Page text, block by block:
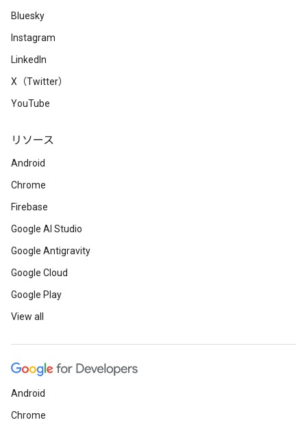
Bluesky
Instagram
LinkedIn
X（Twitter）
YouTube
リソース
Android
Chrome
Firebase
Google AI Studio
Google Antigravity
Google Cloud
Google Play
View all
Android
Chrome